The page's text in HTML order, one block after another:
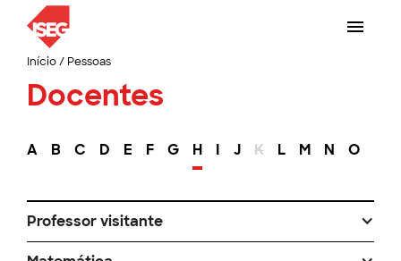
Início/ Pessoas
Docentes
A B C D E F G H I J K L M N O
Professor visitante